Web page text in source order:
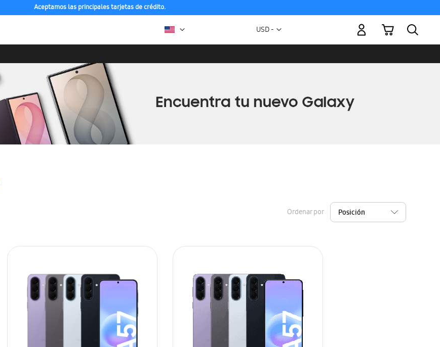
Aceptamos las principales tarjetas de crédito.
Moneda
USD -
Mi carrito
Ordenar por